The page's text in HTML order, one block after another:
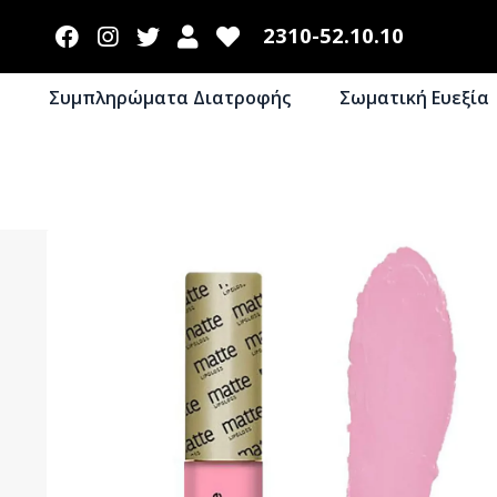
2310-52.10.10
Συμπληρώματα Διατροφής Σωματική Ευεξία